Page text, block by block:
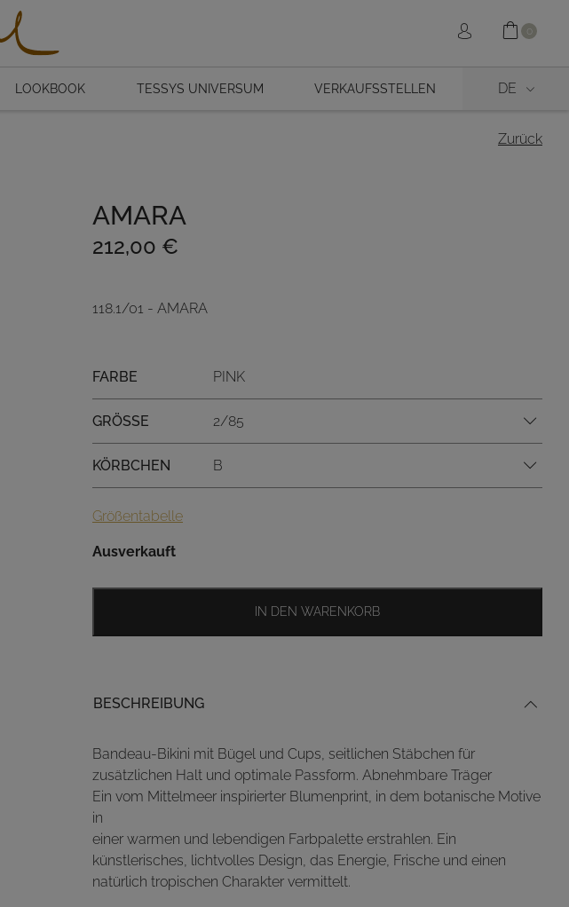
Sign in 0
LOOKBOOK TESSYS UNIVERSUM VERKAUFSSTELLEN DE
Zurück
AMARA
212,00 €
118.1/01 - AMARA
Farbe
Größe
Körbchen
FARBE PINK
GRÖSSE 2/85
KÖRBCHEN B
Größentabelle
Ausverkauft
IN DEN WARENKORB
BESCHREIBUNG
Bandeau-Bikini mit Bügel und Cups, seitlichen Stäbchen für
zusätzlichen Halt und optimale Passform. Abnehmbare Träger
Ein vom Mittelmeer inspirierter Blumenprint, in dem botanische Motive
in
einer warmen und lebendigen Farbpalette erstrahlen. Ein
künstlerisches, lichtvolles Design, das Energie, Frische und einen
natürlich tropischen Charakter vermittelt.